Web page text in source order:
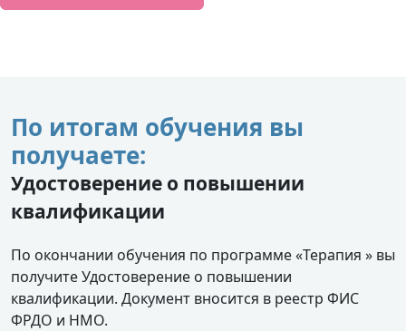
По итогам обучения вы
получаете:
Удостоверение о повышении
квалификации
По окончании обучения по программе «Терапия » вы
получите Удостоверение о повышении
квалификации. Документ вносится в реестр ФИС
ФРДО и НМО.